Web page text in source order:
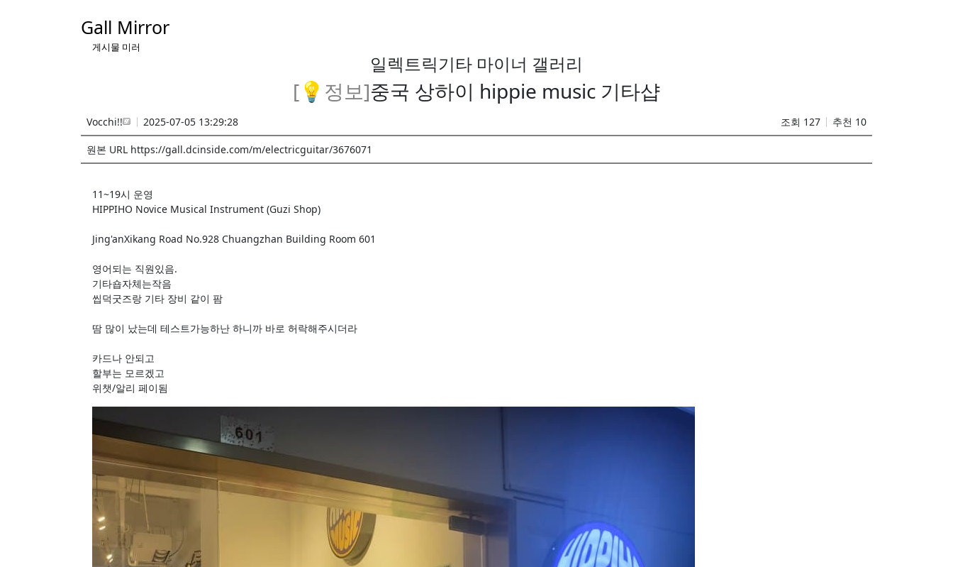
Gall Mirror
게시물 미러
일렉트릭기타 마이너 갤러리
[💡정보]중국 상하이 hippie music 기타샵
Vocchi!! 2025-07-05 13:29:28 조회 127 추천 10
원본 URL https://gall.dcinside.com/m/electricguitar/3676071
11~19시 운영
HIPPIHO Novice Musical Instrument (Guzi Shop)
Jing'anXikang Road No.928 Chuangzhan Building Room 601
영어되는 직원있음.
기타숍자체는작음
씹덕굿즈랑 기타 장비 같이 팜
땀 많이 났는데 테스트가능하난 하니까 바로 허락해주시더라
카드나 안되고
할부는 모르겠고
위챗/알리 페이됨